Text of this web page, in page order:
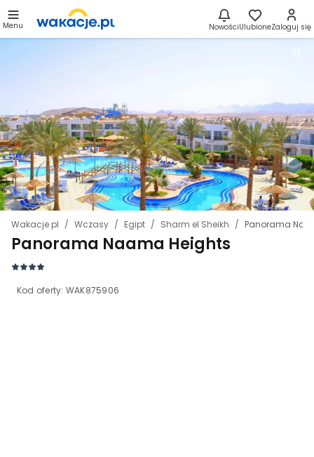
Menu NowościUlubioneZaloguj się
Wakacje.pl Wczasy Egipt Sharm el Sheikh Panorama
Panorama Naama Heights
Kod oferty: WAK875906